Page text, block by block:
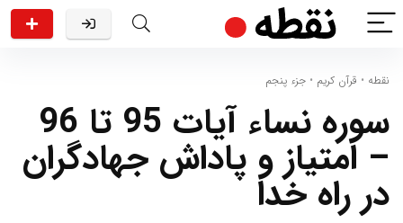
نقطه • قرآن کریم • جزء پنجم
سوره نساء آیات 95 تا 96
– امتیاز و پاداش جهادگران
در راه خدا